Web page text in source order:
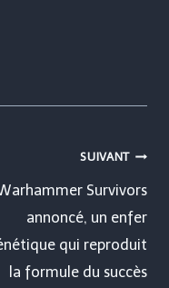
SUIVANT
Survivors
annoncé, un enfer
qui reproduit
la formule du succès